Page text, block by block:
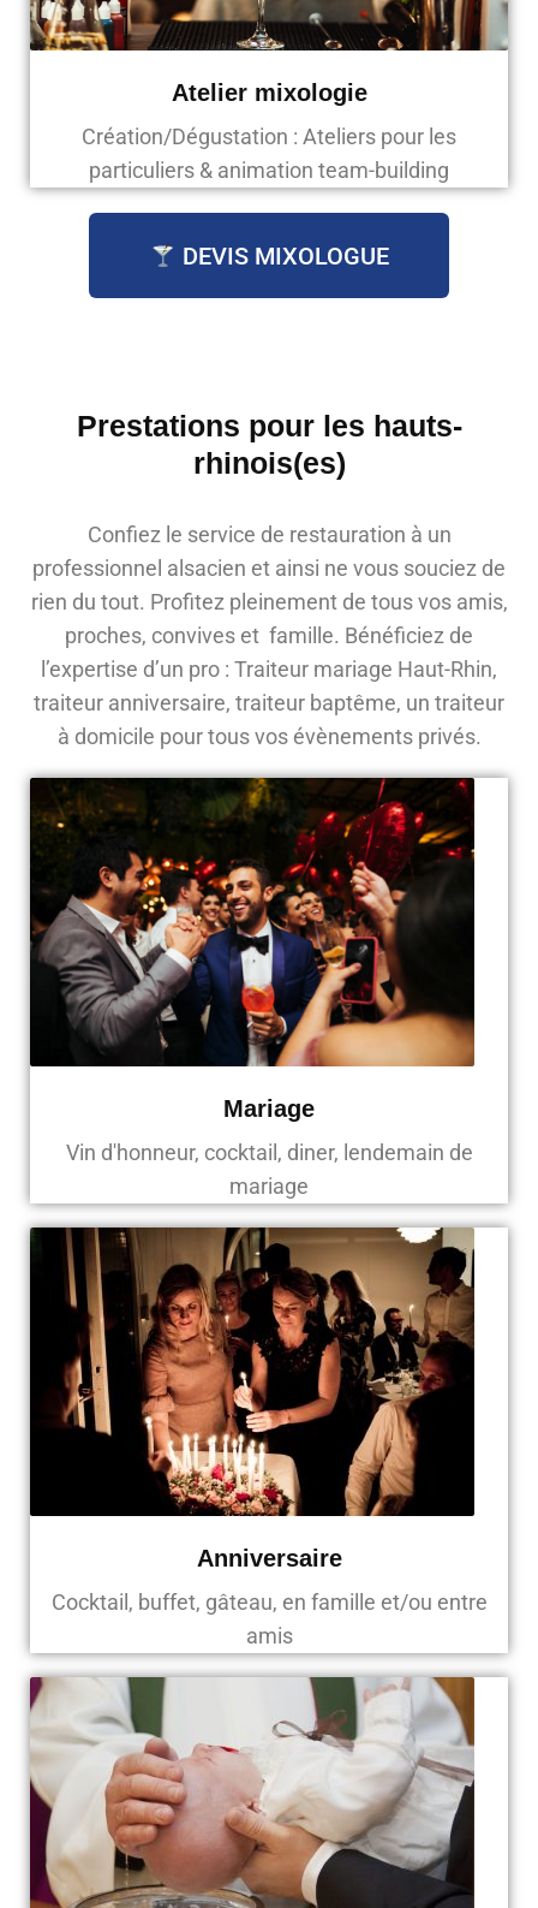
Atelier mixologie
Création/Dégustation : Ateliers pour les
particuliers & animation team-building
DEVIS MIXOLOGUE
Prestations pour les hauts-
rhinois(es)
Confiez le service de restauration à un
professionnel alsacien et ainsi ne vous souciez de
rien du tout. Profitez pleinement de tous vos amis,
proches, convives et famille. Bénéficiez de
l’expertise d’un pro : Traiteur mariage Haut-Rhin,
traiteur anniversaire, traiteur baptême, un traiteur
à domicile pour tous vos évènements privés.
Mariage
Vin d'honneur, cocktail, diner, lendemain de
mariage
Anniversaire
Cocktail, buffet, gâteau, en famille et/ou entre
amis